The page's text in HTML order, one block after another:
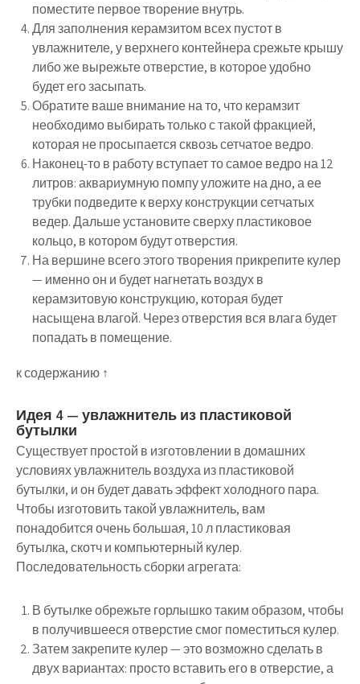
поместите первое творение внутрь.
Для заполнения керамзитом всех пустот в
увлажнителе, у верхнего контейнера срежьте крышу
либо же вырежьте отверстие, в которое удобно
будет его засыпать.
Обратите ваше внимание на то, что керамзит
необходимо выбирать только с такой фракцией,
которая не просыпается сквозь сетчатое ведро.
Наконец-то в работу вступает то самое ведро на 12
литров: аквариумную помпу уложите на дно, а ее
трубки подведите к верху конструкции сетчатых
ведер. Дальше установите сверху пластиковое
кольцо, в котором будут отверстия.
На вершине всего этого творения прикрепите кулер
— именно он и будет нагнетать воздух в
керамзитовую конструкцию, которая будет
насыщена влагой. Через отверстия вся влага будет
попадать в помещение.
к содержанию ↑
Идея 4 — увлажнитель из пластиковой
бутылки
Существует простой в изготовлении в домашних
условиях увлажнитель воздуха из пластиковой
бутылки, и он будет давать эффект холодного пара.
Чтобы изготовить такой увлажнитель, вам
понадобится очень большая, 10 л пластиковая
бутылка, скотч и компьютерный кулер.
Последовательность сборки агрегата:
В бутылке обрежьте горлышко таким образом, чтобы
в получившееся отверстие смог поместиться кулер.
Затем закрепите кулер — это возможно сделать в
двух вариантах: просто вставить его в отверстие, а